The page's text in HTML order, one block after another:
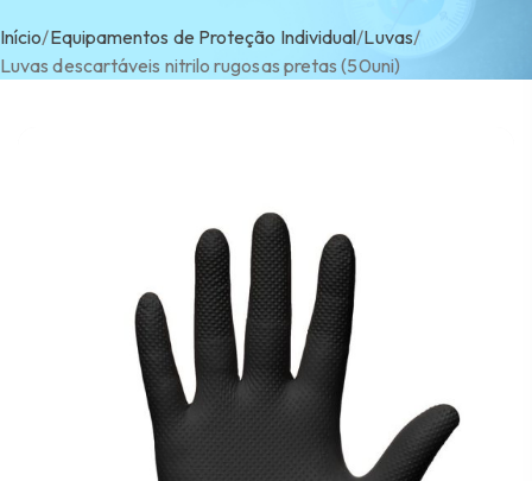
Início/Equipamentos de Proteção Individual/Luvas/
Luvas descartáveis nitrilo rugosas pretas (50uni)